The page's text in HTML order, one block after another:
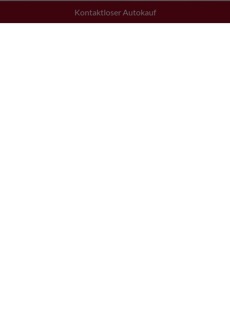
Kontaktloser Autokauf
Montag bis Donnerstag: